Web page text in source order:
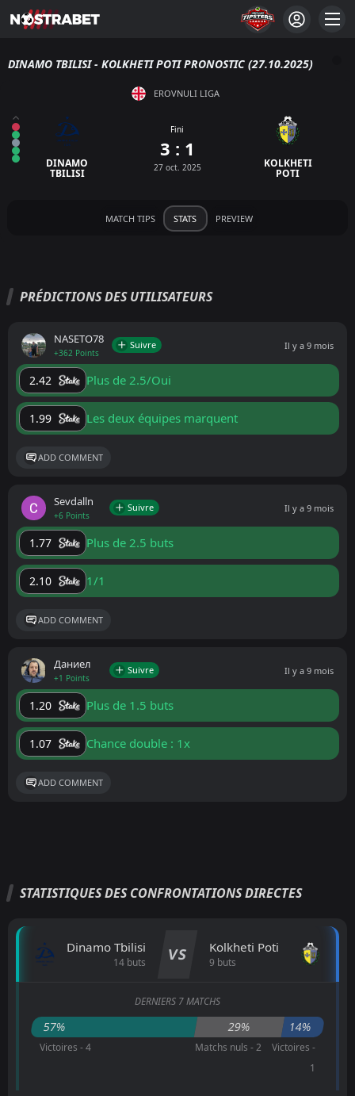
DINAMO TBILISI - KOLKHETI POTI PRONOSTIC (27.10.2025)
EROVNULI LIGA
DINAMO
TBILISI
Fini
3 : 1
27 oct. 2025 KOLKHETI
POTI
MATCH TIPS STATS PREVIEW
PRÉDICTIONS DES UTILISATEURS
NASETO78
+362 Points
Suivre Il y a 9 mois
2.42 Plus de 2.5/Oui
1.99 Les deux équipes marquent
ADD COMMENT
Sevdalln
+6 Points
Suivre Il y a 9 mois
1.77 Plus de 2.5 buts
2.10 1/1
ADD COMMENT
Даниел
+1 Points
Suivre Il y a 9 mois
1.20 Plus de 1.5 buts
1.07 Chance double : 1x
ADD COMMENT
STATISTIQUES DES CONFRONTATIONS DIRECTES
Dinamo Tbilisi
14 buts VS Kolkheti Poti
9 buts
DERNIERS 7 MATCHS
57% 29% 14%
Victoires - 4 Matchs nuls - 2
Victoires -
1